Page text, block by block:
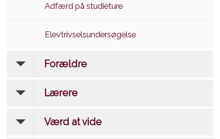
Adfærd på studieture
Elevtrivselsundersøgelse
Forældre
Lærere
Værd at vide